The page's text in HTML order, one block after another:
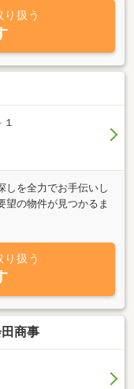
ッフが心を込めてお手
問や不安、ローンのご
ましょう。スタッフが
笑顔でご来店お待ちし
扱う
しを全力でお手伝いし
望の物件が見つかるま
い方のために事前にご
等の有資格者が在籍す
トップサービス・トー
。鹿沼市の不動産のこ
スにご相談ください!
扱う
商事